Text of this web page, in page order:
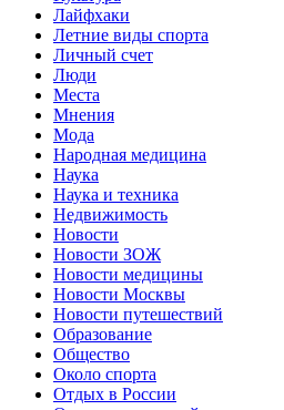
Лайфхаки
Летние виды спорта
Личный счет
Люди
Места
Мнения
Мода
Народная медицина
Наука
Наука и техника
Недвижимость
Новости
Новости ЗОЖ
Новости медицины
Новости Москвы
Новости путешествий
Образование
Общество
Около спорта
Отдых в России